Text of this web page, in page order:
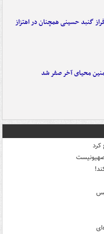
گنبد حسینی همچنان در اهتزاز
محیای آخر صفر شد
کرد
صهیونیست